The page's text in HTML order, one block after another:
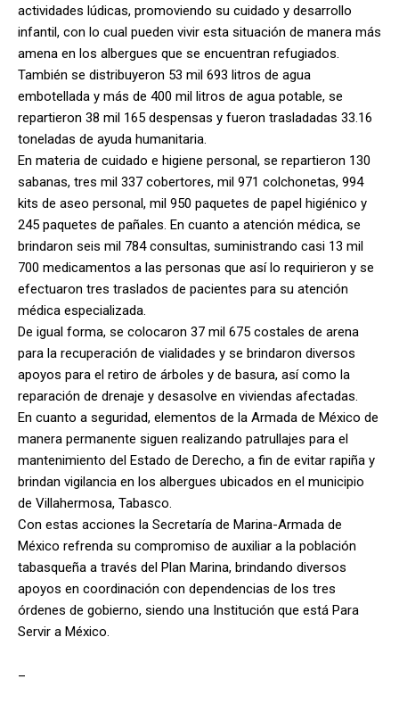
actividades lúdicas, promoviendo su cuidado y desarrollo
infantil, con lo cual pueden vivir esta situación de manera más
amena en los albergues que se encuentran refugiados.
También se distribuyeron 53 mil 693 litros de agua
embotellada y más de 400 mil litros de agua potable, se
repartieron 38 mil 165 despensas y fueron trasladadas 33.16
toneladas de ayuda humanitaria.
En materia de cuidado e higiene personal, se repartieron 130
sabanas, tres mil 337 cobertores, mil 971 colchonetas, 994
kits de aseo personal, mil 950 paquetes de papel higiénico y
245 paquetes de pañales. En cuanto a atención médica, se
brindaron seis mil 784 consultas, suministrando casi 13 mil
700 medicamentos a las personas que así lo requirieron y se
efectuaron tres traslados de pacientes para su atención
médica especializada.
De igual forma, se colocaron 37 mil 675 costales de arena
para la recuperación de vialidades y se brindaron diversos
apoyos para el retiro de árboles y de basura, así como la
reparación de drenaje y desasolve en viviendas afectadas.
En cuanto a seguridad, elementos de la Armada de México de
manera permanente siguen realizando patrullajes para el
mantenimiento del Estado de Derecho, a fin de evitar rapiña y
brindan vigilancia en los albergues ubicados en el municipio
de Villahermosa, Tabasco.
Con estas acciones la Secretaría de Marina-Armada de
México refrenda su compromiso de auxiliar a la población
tabasqueña a través del Plan Marina, brindando diversos
apoyos en coordinación con dependencias de los tres
órdenes de gobierno, siendo una Institución que está Para
Servir a México.
–